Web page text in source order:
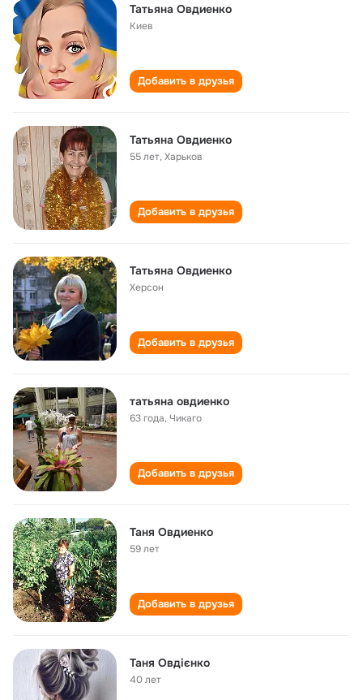
Татьяна Овдиенко
Киев
Добавить в друзья
Татьяна Овдиенко
55 лет,Харьков
Добавить в друзья
Татьяна Овдиенко
Херсон
Добавить в друзья
татьяна овдиенко
63 года,Чикаго
Добавить в друзья
Таня Овдиенко
59 лет
Добавить в друзья
Таня Овдієнко
40 лет